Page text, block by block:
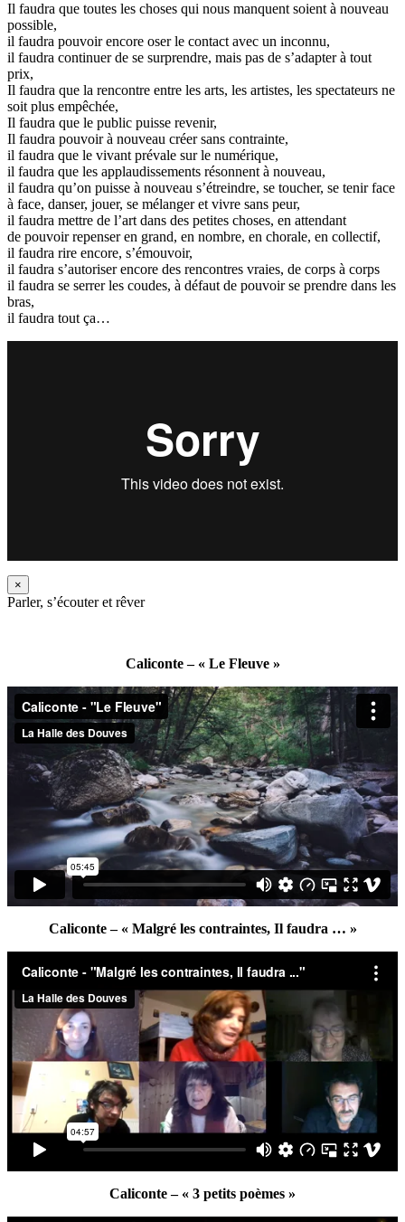
Il faudra que toutes les choses qui nous manquent soient à nouveau
possible,
il faudra pouvoir encore oser le contact avec un inconnu,
il faudra continuer de se surprendre, mais pas de s’adapter à tout
prix,
Il faudra que la rencontre entre les arts, les artistes, les spectateurs ne
soit plus empêchée,
Il faudra que le public puisse revenir,
Il faudra pouvoir à nouveau créer sans contrainte,
il faudra que le vivant prévale sur le numérique,
il faudra que les applaudissements résonnent à nouveau,
il faudra qu’on puisse à nouveau s’étreindre, se toucher, se tenir face
à face, danser, jouer, se mélanger et vivre sans peur,
il faudra mettre de l’art dans des petites choses, en attendant
de pouvoir repenser en grand, en nombre, en chorale, en collectif,
il faudra rire encore, s’émouvoir,
il faudra s’autoriser encore des rencontres vraies, de corps à corps
il faudra se serrer les coudes, à défaut de pouvoir se prendre dans les
bras,
il faudra tout ça…
×
Parler, s’écouter et rêver
Caliconte – « Le Fleuve »
Caliconte – « Malgré les contraintes, Il faudra … »
Caliconte – « 3 petits poèmes »